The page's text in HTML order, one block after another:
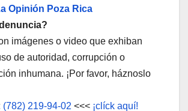
Opinión Poza Rica
imágenes o video que exhiban
de autoridad, corrupción o
inhumana. ¡Por favor, háznoslo
(782) 219-94-02 <<< ¡clíck aquí!